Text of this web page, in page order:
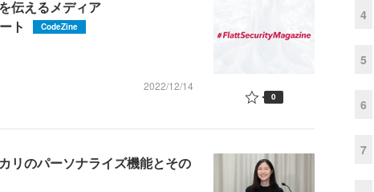
伝えるメディア
ト
CodeZine
2022/12/14
0
リのパーソナライズ機能とその
4
5
6
7